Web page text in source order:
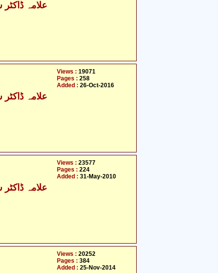
Views : 19071
Pages : 258
Added : 26-Oct-2016
Views : 23577
Pages : 224
Added : 31-May-2010
Views : 20252
Pages : 384
Added : 25-Nov-2014